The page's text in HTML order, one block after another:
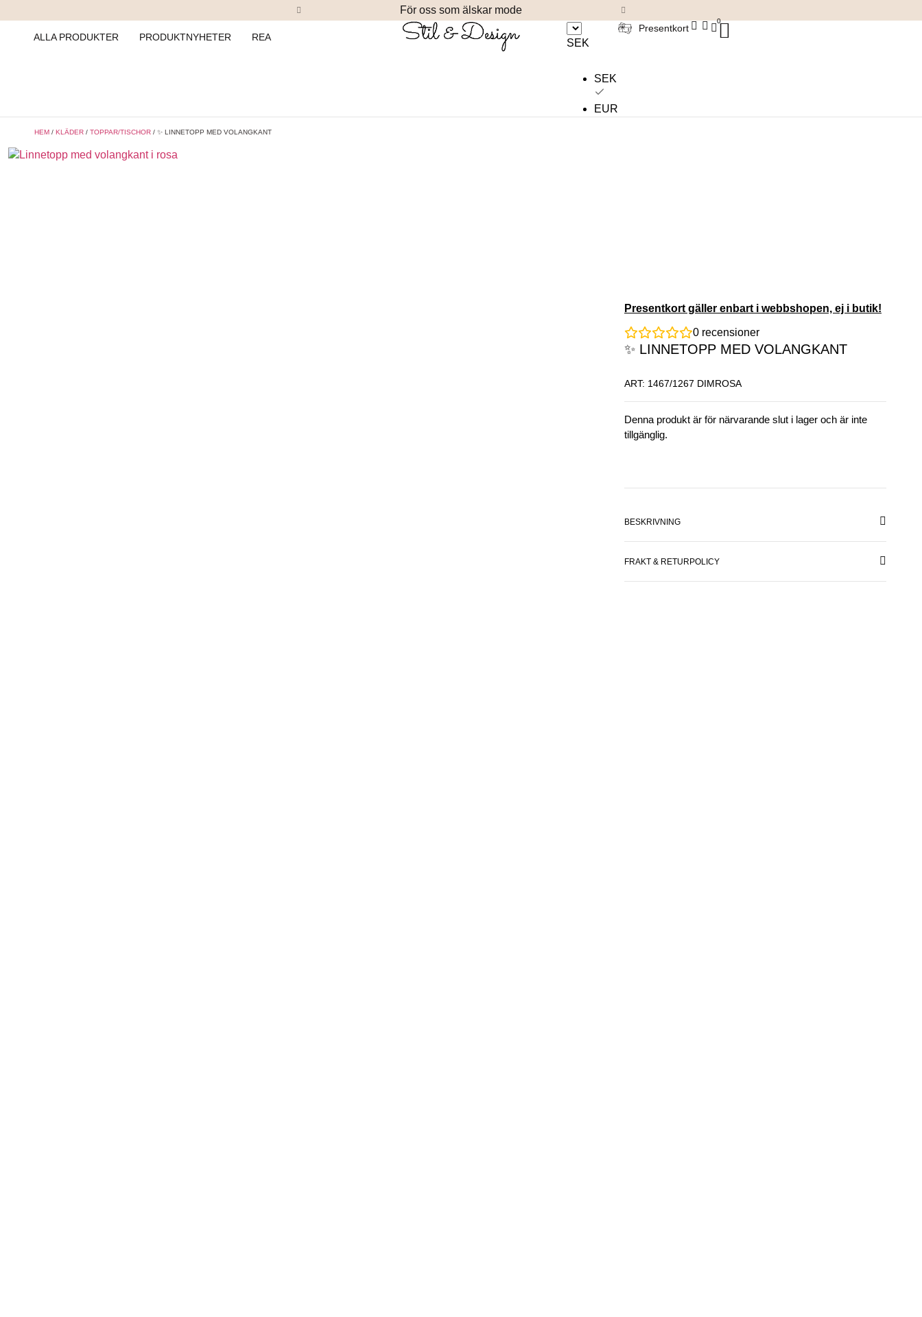
För oss som älskar mode
ALLA PRODUKTER PRODUKTNYHETER REA SEK
SEK
EUR
Presentkort
0
HEM / KLÄDER / TOPPAR/TISCHOR / ✨ LINNETOPP MED VOLANGKANT
Presentkort gäller enbart i webbshopen, ej i butik!
0 recensioner
✨ LINNETOPP MED VOLANGKANT
ART: 1467/1267 DIMROSA
Denna produkt är för närvarande slut i lager och är inte
tillgänglig.
BESKRIVNING
FRAKT & RETURPOLICY